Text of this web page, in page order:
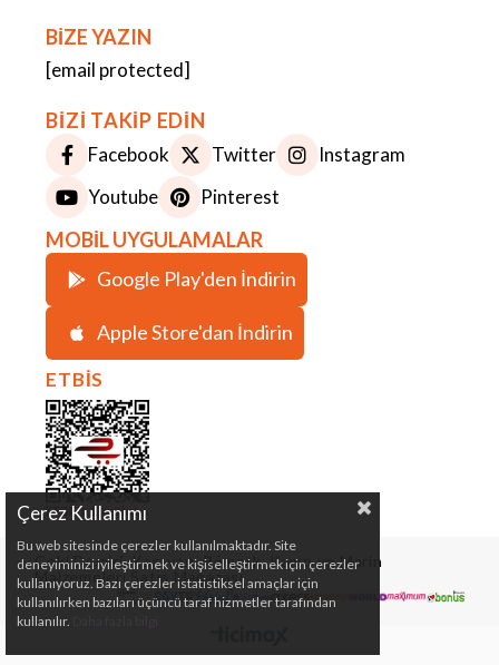
BİZE YAZIN
[email protected]
BİZİ TAKİP EDİN
Facebook Twitter
Instagram
Youtube
Pinterest
MOBİL UYGULAMALAR
Google Play'den İndirin
Apple Store'dan İndirin
ETBİS
Çeki Demiri, Karavan, Römork, Kamp ve Marin
Malzemeleri Satış Mağazası
Çerez Kullanımı
Bu web sitesinde çerezler kullanılmaktadır. Site
deneyiminizi iyileştirmek ve kişiselleştirmek için çerezler
kullanıyoruz. Bazı çerezler istatistiksel amaçlar için
kullanılırken bazıları üçüncü taraf hizmetler tarafından
kullanılır.